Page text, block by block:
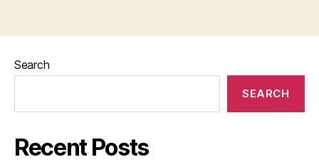
Search
SEARCH
Recent Posts